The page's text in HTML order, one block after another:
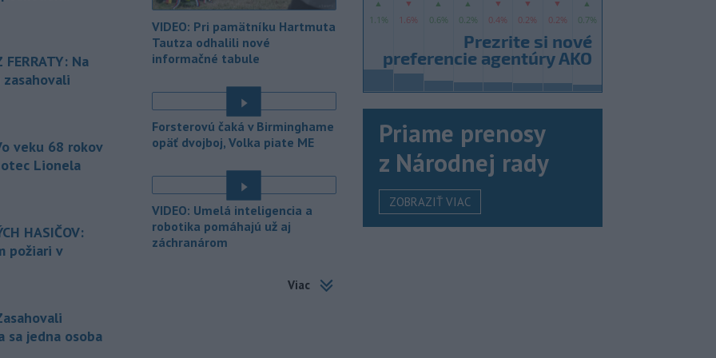
FERRATY: Na
veku 68 rokov
Lionela
HASIČOV:
požiari v
sa jedna osoba
15:23 - Palestínske militantné
hnutie Hamas uviedlo, že je naďalej
pripravené pokračovať v mierovom
pláne pre Pásmo Gazy. Zároveň
ktorý nesúhlasil s najnovšou časťou
- Na Ukrajine po ruských
útokoch podľa prezidenta
Zelenského nezostala
žiadna nepoškodená tepelná
15:12 - Polícia varuje pred
zverejňovaním fotiek z dovoleniek.
podľa nej rovnako dôležitá ako
VIDEO: Pri pamätníku Hartmuta
Tautza odhalili nové
informačné tabule
Forsterovú čaká v Birminghame
opäť dvojboj, Volka piate ME
VIDEO: Umelá inteligencia a
robotika pomáhajú už aj
záchranárom
Viac
Priame prenosy
z Národnej rady
ZOBRAZIŤ VIAC